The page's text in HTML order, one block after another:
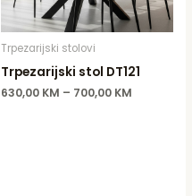
Trpezarijski stolovi
Trpezarijski stol DT121
630,00 KM – 700,00 KM